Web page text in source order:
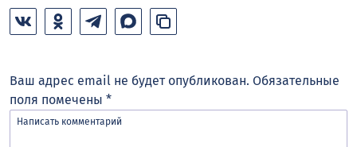
Ваш адрес email не будет опубликован. Обязательные
поля помечены *